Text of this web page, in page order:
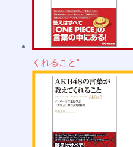
くれること"